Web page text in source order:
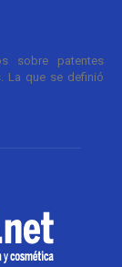
sobre patentes
La que se definió